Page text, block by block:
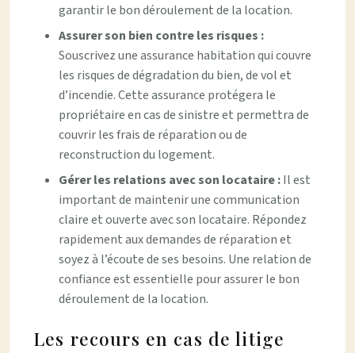
garantir le bon déroulement de la location.
Assurer son bien contre les risques :
Souscrivez une assurance habitation qui couvre
les risques de dégradation du bien, de vol et
d’incendie. Cette assurance protégera le
propriétaire en cas de sinistre et permettra de
couvrir les frais de réparation ou de
reconstruction du logement.
Gérer les relations avec son locataire :Il est
important de maintenir une communication
claire et ouverte avec son locataire. Répondez
rapidement aux demandes de réparation et
soyez à l’écoute de ses besoins. Une relation de
confiance est essentielle pour assurer le bon
déroulement de la location.
Les recours en cas de litige